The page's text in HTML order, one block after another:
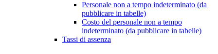
Personale non a tempo indeterminato (da
pubblicare in tabelle)
Costo del personale non a tempo
indeterminato (da pubblicare in tabelle)
Tassi di assenza